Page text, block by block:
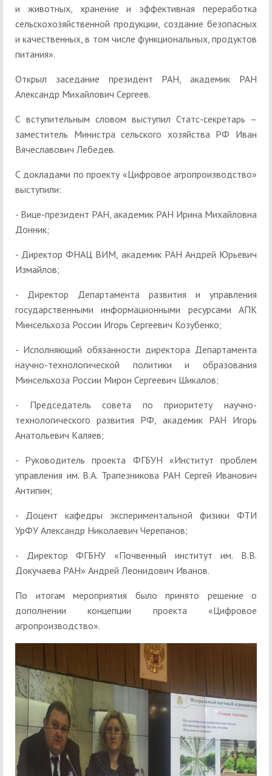
и животных, хранение и эффективная переработка
сельскохозяйственной продукции, создание безопасных
и качественных, в том числе функциональных, продуктов
питания».
Открыл заседание президент РАН, академик РАН
Александр Михайлович Сергеев.
С вступительным словом выступил Статс-секретарь –
заместитель Министра сельского хозяйства РФ Иван
Вячеславович Лебедев.
С докладами по проекту «Цифровое агропроизводство»
выступили:
- Вице-президент РАН, академик РАН Ирина Михайловна
Донник;
- Директор ФНАЦ ВИМ, академик РАН Андрей Юрьевич
Измайлов;
- Директор Департамента развития и управления
государственными информационными ресурсами АПК
Минсельхоза России Игорь Сергеевич Козубенко;
- Исполняющий обязанности директора Департамента
научно-технологической политики и образования
Минсельхоза России Мирон Сергеевич Шикалов;
- Председатель совета по приоритету научно-
технологического развития РФ, академик РАН Игорь
Анатольевич Каляев;
- Руководитель проекта ФГБУН «Институт проблем
управления им. В.А. Трапезникова РАН Сергей Иванович
Антипин;
- Доцент кафедры экспериментальной физики ФТИ
УрФУ Александр Николаевич Черепанов;
- Директор ФГБНУ «Почвенный институт им. В.В.
Докучаева РАН» Андрей Леонидович Иванов.
По итогам мероприятия было принято решение о
дополнении концепции проекта «Цифровое
агропроизводство».